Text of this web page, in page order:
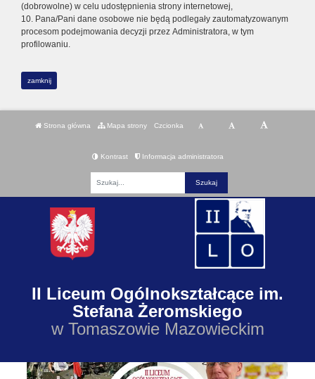
(dobrowolne) w celu udostępnienia strony internetowej,
10. Pana/Pani dane osobowe nie będą podlegały zautomatyzowanym
procesom podejmowania decyzji przez Administratora, w tym
profilowaniu.
zamknij
Strona główna Mapa strony Czcionka
Kontrast Informacja administratora
II Liceum Ogólnokształcące im.
Stefana Żeromskiego
w Tomaszowie Mazowieckim